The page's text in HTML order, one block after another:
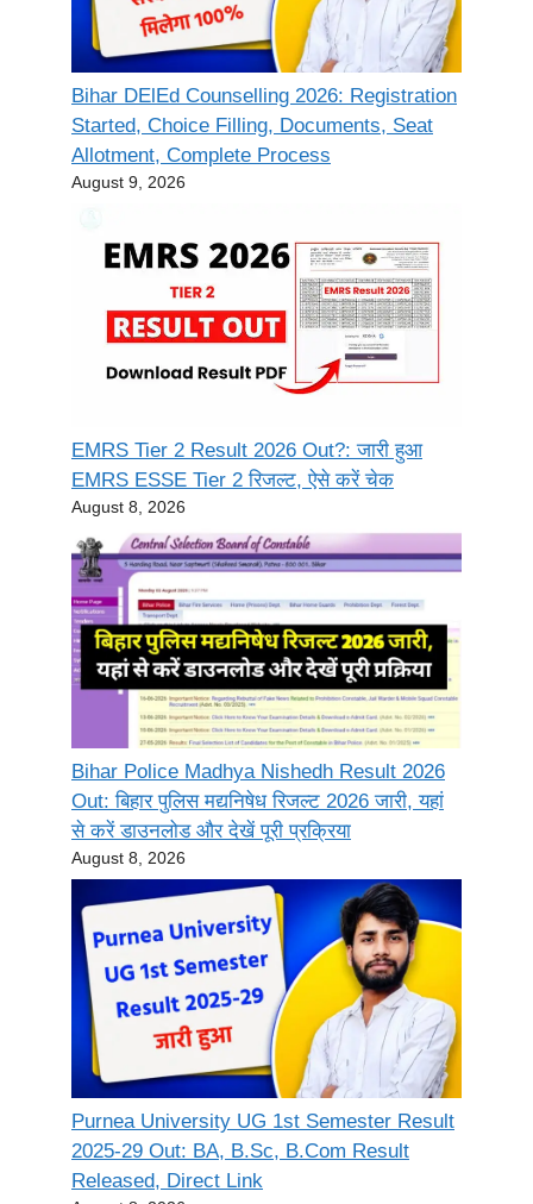
Bihar DElEd Counselling 2026: Registration
Started, Choice Filling, Documents, Seat
Allotment, Complete Process
August 9, 2026
EMRS Tier 2 Result 2026 Out?: जारी हुआ
EMRS ESSE Tier 2 रिजल्ट, ऐसे करें चेक
August 8, 2026
Bihar Police Madhya Nishedh Result 2026
Out: बिहार पुलिस मद्यनिषेध रिजल्ट 2026 जारी, यहां
से करें डाउनलोड और देखें पूरी प्रक्रिया
August 8, 2026
Purnea University UG 1st Semester Result
2025-29 Out: BA, B.Sc, B.Com Result
Released, Direct Link